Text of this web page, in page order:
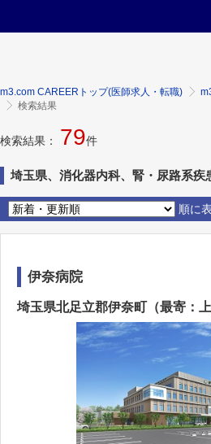
m3.com CAREERトップ(医師求人・転職)
検索結果
検索結果： 79件
埼玉県、消化器内科、腎・尿路系疾
順に
伊奈病院
埼玉県北足立郡伊奈町（最寄：